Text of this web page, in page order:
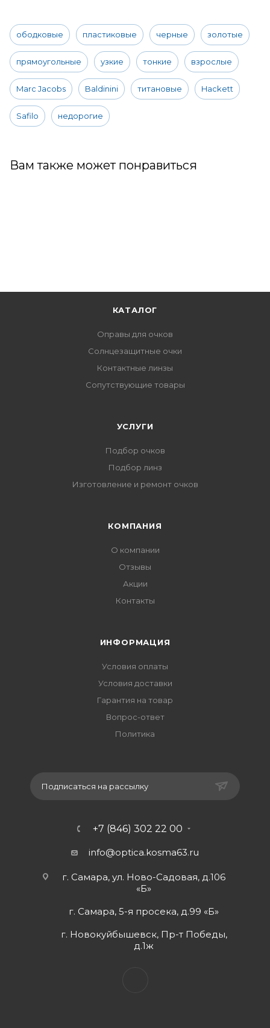
ободковые пластиковые черные золотые
прямоугольные узкие тонкие взрослые
Marc Jacobs Baldinini титановые Hackett
Safilo недорогие
Вам также может понравиться
КАТАЛОГ
Оправы для очков
Солнцезащитные очки
Контактные линзы
Сопутствующие товары
УСЛУГИ
Подбор очков
Подбор линз
Изготовление и ремонт очков
КОМПАНИЯ
О компании
Отзывы
Акции
Контакты
ИНФОРМАЦИЯ
Условия оплаты
Условия доставки
Гарантия на товар
Вопрос-ответ
Политика
Подписаться на рассылку
+7 (846) 302 22 00
info@optica.kosma63.ru
г. Самара, ул. Ново-Садовая, д.106
«Б»
г. Самара, 5-я просека, д.99 «Б»
г. Новокуйбышевск, Пр-т Победы,
д.1ж